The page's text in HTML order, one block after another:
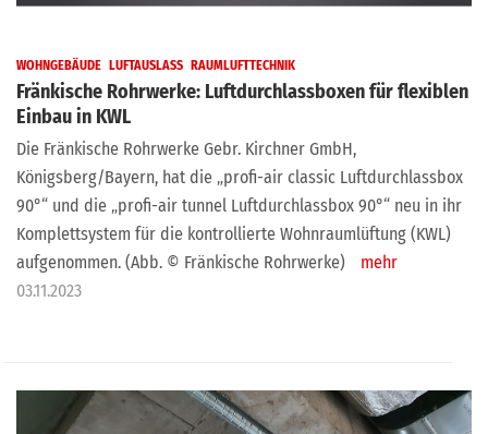
WOHNGEBÄUDE LUFTAUSLASS RAUMLUFTTECHNIK
Fränkische Rohrwerke: Luftdurchlassboxen für flexiblen
Einbau in KWL
Die Fränkische Rohrwerke Gebr. Kirchner GmbH,
Königsberg/Bayern, hat die „profi-air classic Luftdurchlassbox
90°“ und die „profi-air tunnel Luftdurchlassbox 90°“ neu in ihr
Komplettsystem für die kontrollierte Wohnraumlüftung (KWL)
aufgenommen. (Abb. © Fränkische Rohrwerke)
mehr
03.11.2023